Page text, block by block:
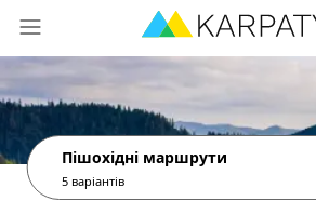
Пішохідні маршрути
5 варіантів